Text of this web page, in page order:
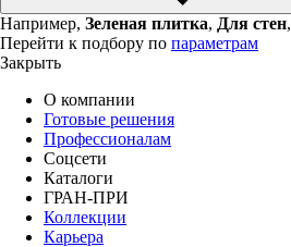
Например, Зеленая плитка, Для стен,
Перейти к подбору по параметрам
Закрыть
О компании
Готовые решения
Профессионалам
Соцсети
Каталоги
ГРАН-ПРИ
Коллекции
Карьера